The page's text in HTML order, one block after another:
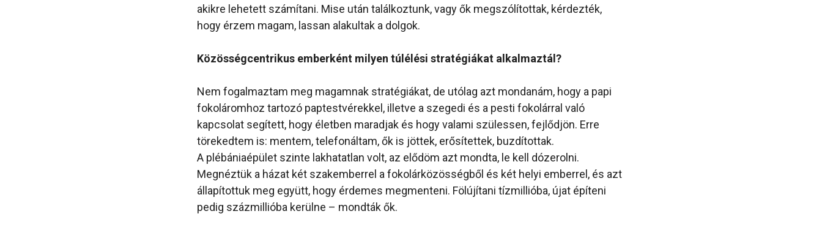
akikre lehetett számítani. Mise után találkoztunk, vagy ők megszólítottak, kérdezték,
hogy érzem magam, lassan alakultak a dolgok.
Közösségcentrikus emberként milyen túlélési stratégiákat alkalmaztál?
Nem fogalmaztam meg magamnak stratégiákat, de utólag azt mondanám, hogy a papi
fokoláromhoz tartozó paptestvérekkel, illetve a szegedi és a pesti fokolárral való
kapcsolat segített, hogy életben maradjak és hogy valami szülessen, fejlődjön. Erre
törekedtem is: mentem, telefonáltam, ők is jöttek, erősítettek, buzdítottak.
A plébániaépület szinte lakhatatlan volt, az elődöm azt mondta, le kell dózerolni.
Megnéztük a házat két szakemberrel a fokolárközösségből és két helyi emberrel, és azt
állapítottuk meg együtt, hogy érdemes megmenteni. Fölújítani tízmillióba, újat építeni
pedig százmillióba kerülne – mondták ők.